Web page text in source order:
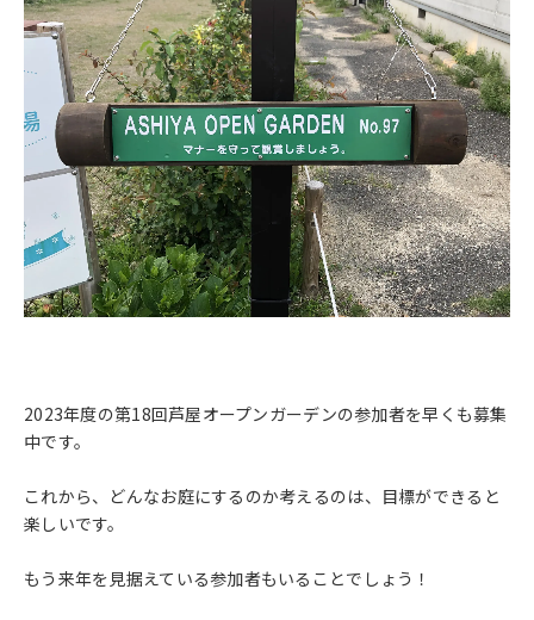
2023年度の第18回芦屋オープンガーデンの参加者を早くも募集
中です。
これから、どんなお庭にするのか考えるのは、目標ができると
楽しいです。
もう来年を見据えている参加者もいることでしょう！